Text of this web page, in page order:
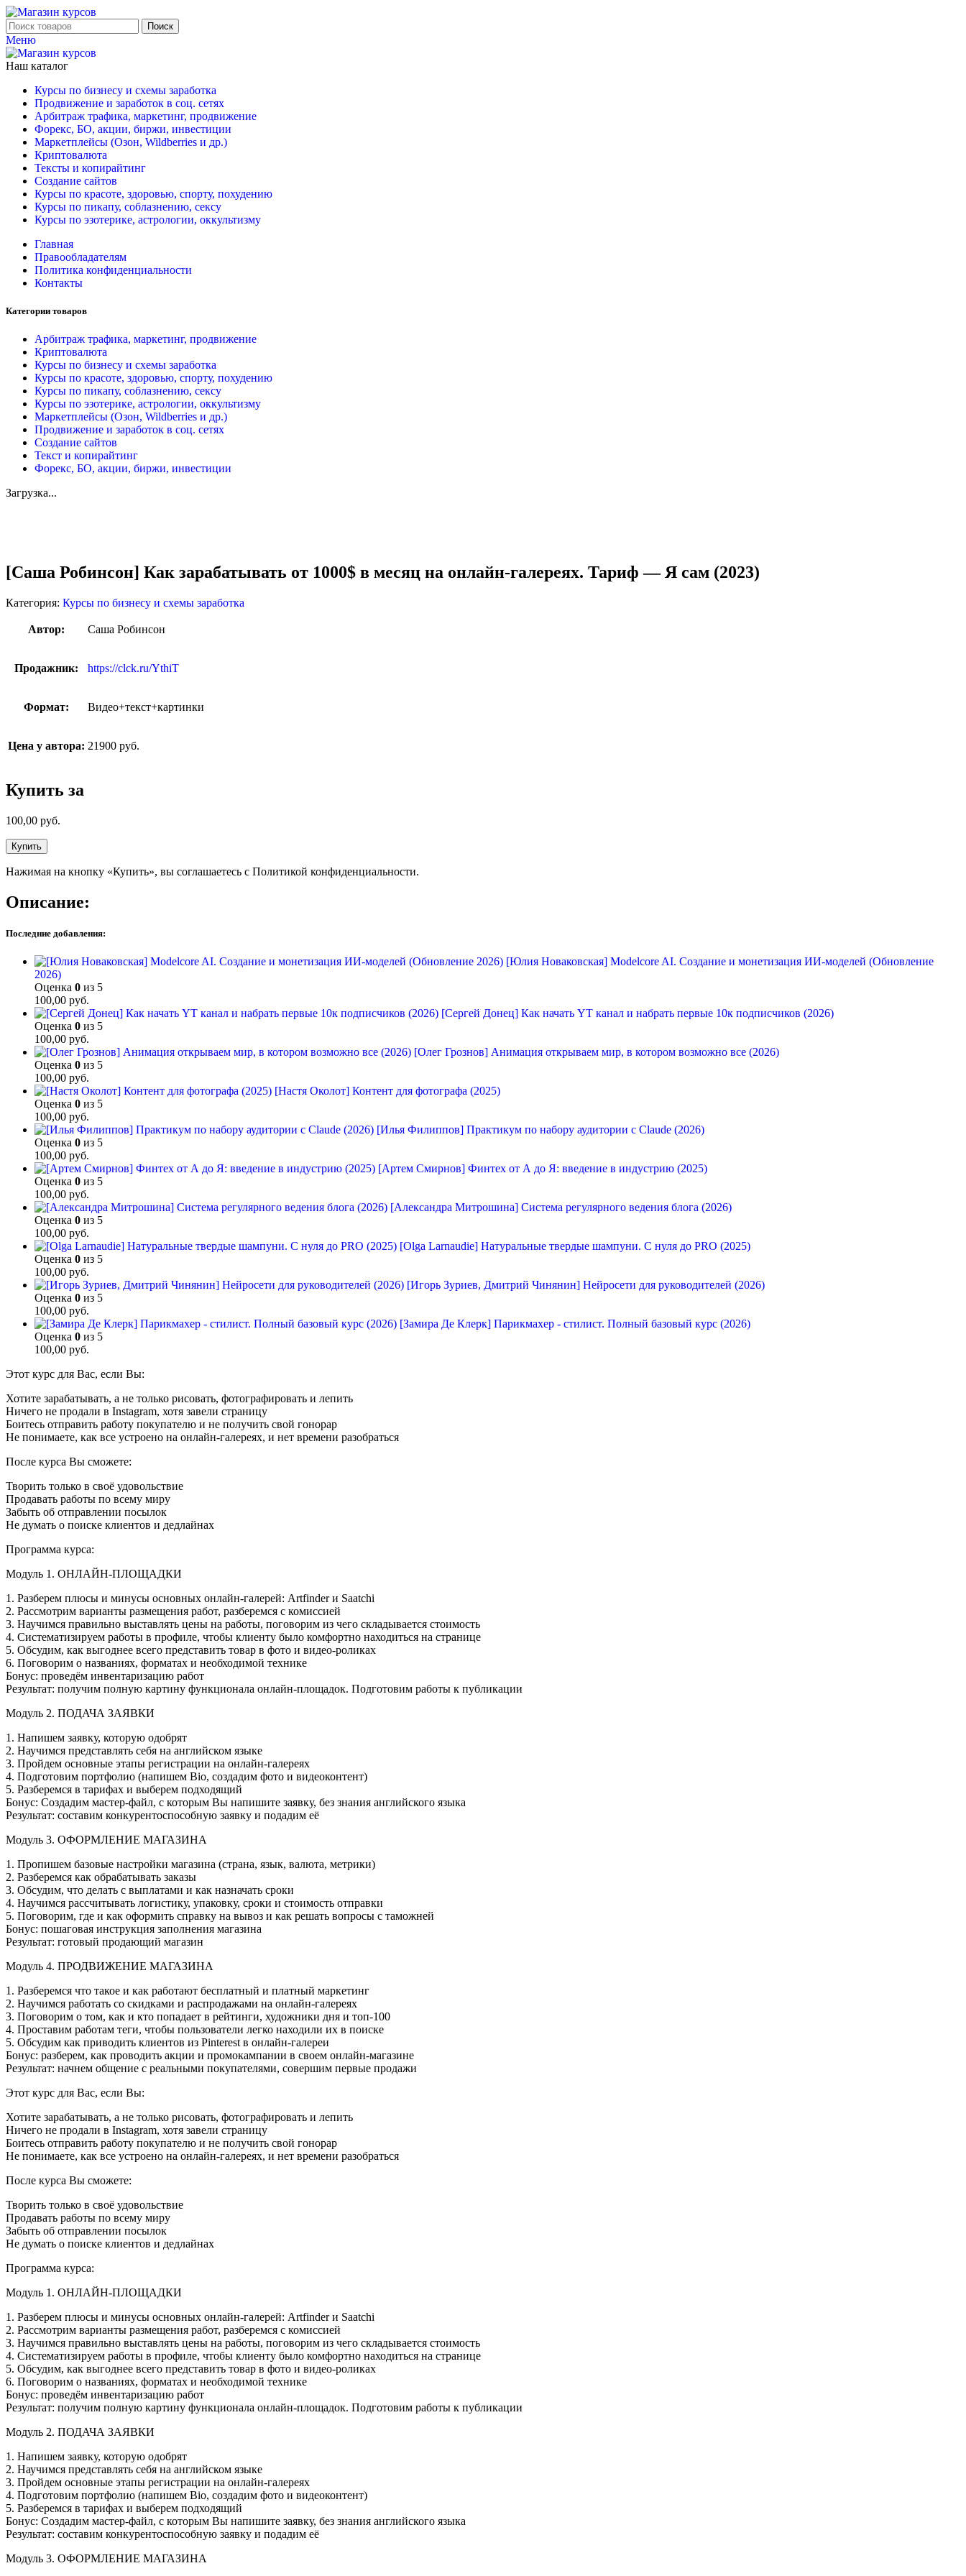
Поиск
Меню
Наш каталог
Курсы по бизнесу и схемы заработка
Продвижение и заработок в соц. сетях
Арбитраж трафика, маркетинг, продвижение
Форекс, БО, акции, биржи, инвестиции
Маркетплейсы (Озон, Wildberries и др.)
Криптовалюта
Тексты и копирайтинг
Создание сайтов
Курсы по красоте, здоровью, спорту, похудению
Курсы по пикапу, соблазнению, сексу
Курсы по эзотерике, астрологии, оккультизму
Главная
Правообладателям
Политика конфиденциальности
Контакты
Категории товаров
Арбитраж трафика, маркетинг, продвижение
Криптовалюта
Курсы по бизнесу и схемы заработка
Курсы по красоте, здоровью, спорту, похудению
Курсы по пикапу, соблазнению, сексу
Курсы по эзотерике, астрологии, оккультизму
Маркетплейсы (Озон, Wildberries и др.)
Продвижение и заработок в соц. сетях
Создание сайтов
Текст и копирайтинг
Форекс, БО, акции, биржи, инвестиции
Загрузка...
[Саша Робинсон] Как зарабатывать от 1000$ в месяц на онлайн-галереях. Тариф — Я сам (2023)
Категория: Курсы по бизнесу и схемы заработка
Автор: Саша Робинсон
Продажник: https://clck.ru/YthiT
Формат: Видео+текст+картинки
Цена у автора: 21900 руб.
Купить за
100,00 руб.
Купить
Нажимая на кнопку «Купить», вы соглашаетесь с Политикой конфиденциальности.
Описание:
Последние добавления:
[Юлия Новаковская] Modelcore AI. Создание и монетизация ИИ-моделей (Обновление
2026)
Оценка 0 из 5
100,00 руб.
[Сергей Донец] Как начать YT канал и набрать первые 10к подписчиков (2026)
Оценка 0 из 5
100,00 руб.
[Олег Грознов] Анимация открываем мир, в котором возможно все (2026)
Оценка 0 из 5
100,00 руб.
[Настя Околот] Контент для фотографа (2025)
Оценка 0 из 5
100,00 руб.
[Илья Филиппов] Практикум по набору аудитории с Claude (2026)
Оценка 0 из 5
100,00 руб.
[Артем Смирнов] Финтех от А до Я: введение в индустрию (2025)
Оценка 0 из 5
100,00 руб.
[Александра Митрошина] Система регулярного ведения блога (2026)
Оценка 0 из 5
100,00 руб.
[Olga Larnaudie] Натуральные твердые шампуни. С нуля до PRO (2025)
Оценка 0 из 5
100,00 руб.
[Игорь Зуриев, Дмитрий Чинянин] Нейросети для руководителей (2026)
Оценка 0 из 5
100,00 руб.
[Замира Де Клерк] Парикмахер - стилист. Полный базовый курс (2026)
Оценка 0 из 5
100,00 руб.
Этот курс для Вас, если Вы:
Хотите зарабатывать, а не только рисовать, фотографировать и лепить
Ничего не продали в Instagram, хотя завели страницу
Боитесь отправить работу покупателю и не получить свой гонорар
Не понимаете, как все устроено на онлайн-галереях, и нет времени разобраться
После курса Вы сможете:
Творить только в своё удовольствие
Продавать работы по всему миру
Забыть об отправлении посылок
Не думать о поиске клиентов и дедлайнах
Программа курса:
Модуль 1. ОНЛАЙН-ПЛОЩАДКИ
1. Разберем плюсы и минусы основных онлайн-галерей: Artfinder и Saatchi
2. Рассмотрим варианты размещения работ, разберемся с комиссией
3. Научимся правильно выставлять цены на работы, поговорим из чего складывается стоимость
4. Систематизируем работы в профиле, чтобы клиенту было комфортно находиться на странице
5. Обсудим, как выгоднее всего представить товар в фото и видео-роликах
6. Поговорим о названиях, форматах и необходимой технике
Бонус: проведём инвентаризацию работ
Результат: получим полную картину функционала онлайн-площадок. Подготовим работы к публикации
Модуль 2. ПОДАЧА ЗАЯВКИ
1. Напишем заявку, которую одобрят
2. Научимся представлять себя на английском языке
3. Пройдем основные этапы регистрации на онлайн-галереях
4. Подготовим портфолио (напишем Bio, создадим фото и видеоконтент)
5. Разберемся в тарифах и выберем подходящий
Бонус: Создадим мастер-файл, с которым Вы напишите заявку, без знания английского языка
Результат: составим конкурентоспособную заявку и подадим её
Модуль 3. ОФОРМЛЕНИЕ МАГАЗИНА
1. Пропишем базовые настройки магазина (страна, язык, валюта, метрики)
2. Разберемся как обрабатывать заказы
3. Обсудим, что делать с выплатами и как назначать сроки
4. Научимся рассчитывать логистику, упаковку, сроки и стоимость отправки
5. Поговорим, где и как оформить справку на вывоз и как решать вопросы с таможней
Бонус: пошаговая инструкция заполнения магазина
Результат: готовый продающий магазин
Модуль 4. ПРОДВИЖЕНИЕ МАГАЗИНА
1. Разберемся что такое и как работают бесплатный и платный маркетинг
2. Научимся работать со скидками и распродажами на онлайн-галереях
3. Поговорим о том, как и кто попадает в рейтинги, художники дня и топ-100
4. Проставим работам теги, чтобы пользователи легко находили их в поиске
5. Обсудим как приводить клиентов из Pinterest в онлайн-галереи
Бонус: разберем, как проводить акции и промокампании в своем онлайн-магазине
Результат: начнем общение с реальными покупателями, совершим первые продажи
Этот курс для Вас, если Вы:
Хотите зарабатывать, а не только рисовать, фотографировать и лепить
Ничего не продали в Instagram, хотя завели страницу
Боитесь отправить работу покупателю и не получить свой гонорар
Не понимаете, как все устроено на онлайн-галереях, и нет времени разобраться
После курса Вы сможете:
Творить только в своё удовольствие
Продавать работы по всему миру
Забыть об отправлении посылок
Не думать о поиске клиентов и дедлайнах
Программа курса:
Модуль 1. ОНЛАЙН-ПЛОЩАДКИ
1. Разберем плюсы и минусы основных онлайн-галерей: Artfinder и Saatchi
2. Рассмотрим варианты размещения работ, разберемся с комиссией
3. Научимся правильно выставлять цены на работы, поговорим из чего складывается стоимость
4. Систематизируем работы в профиле, чтобы клиенту было комфортно находиться на странице
5. Обсудим, как выгоднее всего представить товар в фото и видео-роликах
6. Поговорим о названиях, форматах и необходимой технике
Бонус: проведём инвентаризацию работ
Результат: получим полную картину функционала онлайн-площадок. Подготовим работы к публикации
Модуль 2. ПОДАЧА ЗАЯВКИ
1. Напишем заявку, которую одобрят
2. Научимся представлять себя на английском языке
3. Пройдем основные этапы регистрации на онлайн-галереях
4. Подготовим портфолио (напишем Bio, создадим фото и видеоконтент)
5. Разберемся в тарифах и выберем подходящий
Бонус: Создадим мастер-файл, с которым Вы напишите заявку, без знания английского языка
Результат: составим конкурентоспособную заявку и подадим её
Модуль 3. ОФОРМЛЕНИЕ МАГАЗИНА